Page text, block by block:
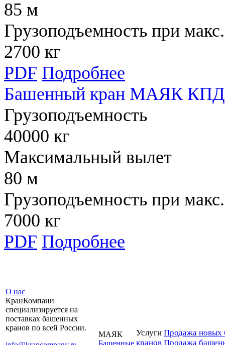
85 м
Грузоподъемность при
2700 кг
PDF Подробнее
Башенный кран МАЯК КПД
Грузоподъемность
40000 кг
Максимальный вылет
80 м
Грузоподъемность при
7000 кг
PDF Подробнее
О нас
КранКомпани
специализируется на
поставках башенных
кранов по всей России.
МАЯК
Услуги Продажа новых
кранов Продажа